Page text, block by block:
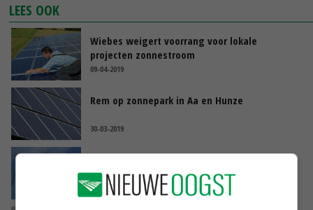
LEES OOK
Wiebes weigert voorrang voor lokale
projecten zonnestroom
09-04-2019
Rem op zonnepark in Aa en Hunze
30-03-2019
stroomnet
06-03-2019